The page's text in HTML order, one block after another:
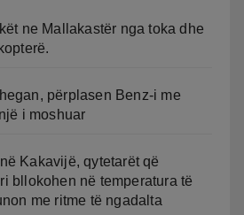
ne Mallakastër nga toka dhe
përplasen Benz-i me
i moshuar
Kakavijë, qytetarët që
bllokohen në temperatura të
me ritme të ngadalta